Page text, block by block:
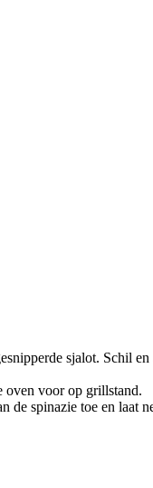
sjalot. Schil
oven voor op grillstand.
spinazie toe en laat